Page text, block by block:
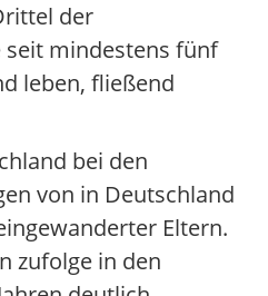
der
seit mindestens fünf
leben, fließend
bei den
von in Deutschland
Eltern.
zufolge in den